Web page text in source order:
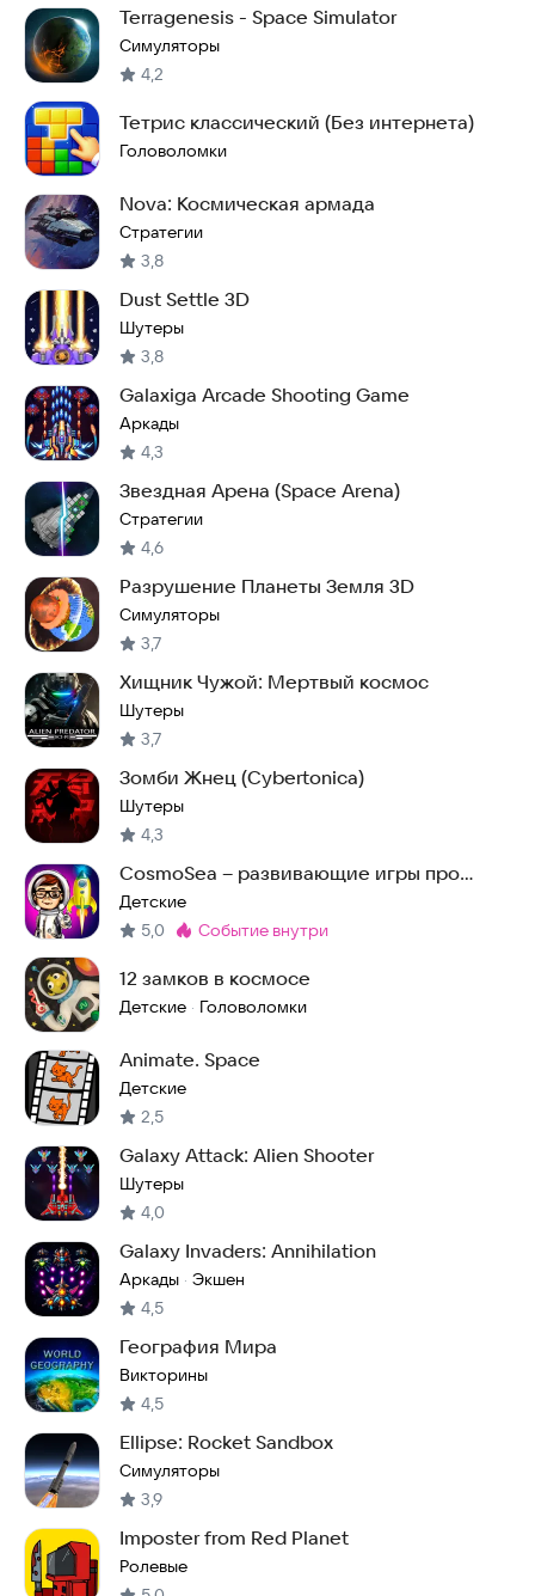
Terragenesis - Space Simulator
Симуляторы
4,2
Тетрис классический (Без интернета)
Головоломки
Nova: Космическая армада
Стратегии
3,8
Dust Settle 3D
Шутеры
3,8
Galaxiga Arcade Shooting Game
Аркады
4,3
Звездная Арена (Space Arena)
Стратегии
4,6
Разрушение Планеты Земля 3D
Симуляторы
3,7
Хищник Чужой: Мертвый космос
Шутеры
3,7
Зомби Жнец (Cybertonica)
Шутеры
4,3
CosmoSea – развивающие игры про
космос для детей
Детские
5,0
Метка:
событие внутри
12 замков в космосе
Детские · Головоломки
Animate. Space
Детские
2,5
Galaxy Attack: Alien Shooter
Шутеры
4,0
Galaxy Invaders: Annihilation
Аркады · Экшен
4,5
География Мира
Викторины
4,5
Ellipse: Rocket Sandbox
Симуляторы
3,9
Imposter from Red Planet
Ролевые